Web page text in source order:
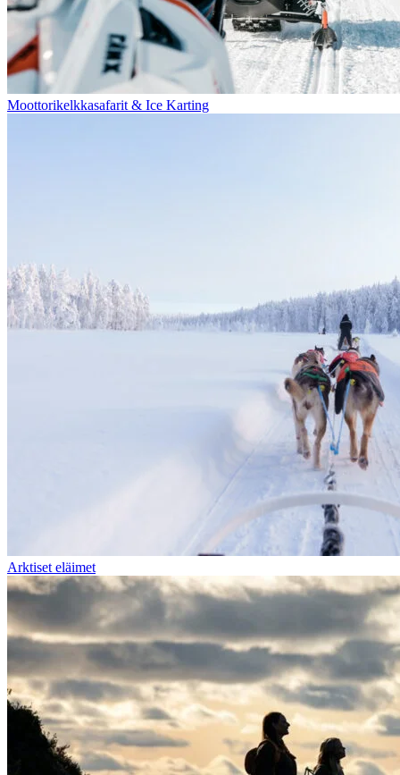
Moottorikelkkasafarit & Ice Karting
Arktiset eläimet